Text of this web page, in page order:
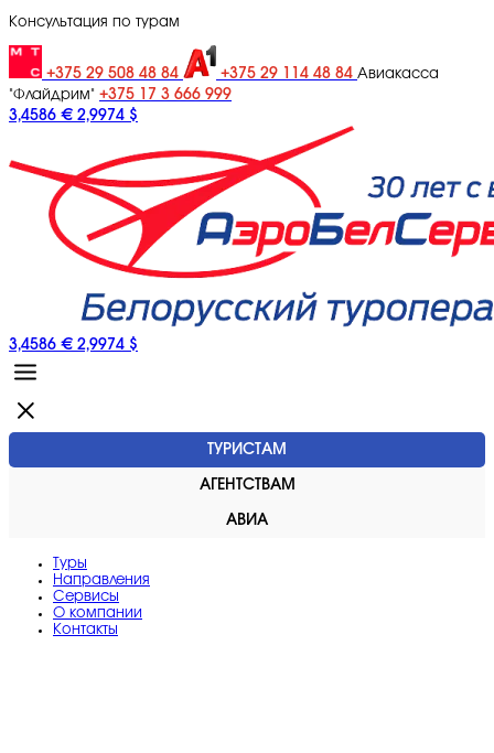
Консультация по турам
+375 29 508 48 84 +375 29 114 48 84 Авиакасса
"Флайдрим" +375 17 3 666 999
3,4586 € 2,9974 $
3,4586 € 2,9974 $
ТУРИСТАМ
АГЕНТСТВАМ
АВИА
Туры
Направления
Сервисы
O компании
Контакты